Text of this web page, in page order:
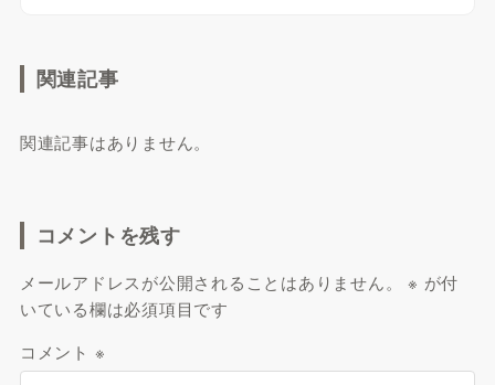
関連記事
関連記事はありません。
コメントを残す
メールアドレスが公開されることはありません。 ※ が付
いている欄は必須項目です
コメント ※